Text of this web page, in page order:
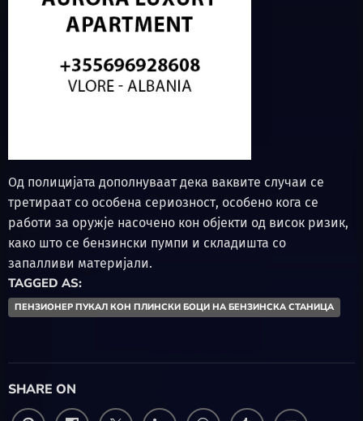
Од полицијата дополнуваат дека ваквите случаи се
третираат со особена сериозност, особено кога се
работи за оружје насочено кон објекти од висок ризик,
како што се бензински пумпи и складишта со
запалливи материјали.
TAGGED AS:
ПЕНЗИОНЕР ПУКАЛ КОН ПЛИНСКИ БОЦИ НА БЕНЗИНСКА СТАНИЦА
SHARE ON